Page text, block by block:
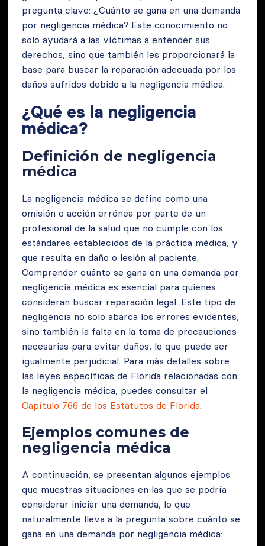
pregunta clave: ¿Cuánto se gana en una demanda
por negligencia médica? Este conocimiento no
solo ayudará a las víctimas a entender sus
derechos, sino que también les proporcionará la
base para buscar la reparación adecuada por los
daños sufridos debido a la negligencia médica.
¿Qué es la negligencia
médica?
Definición de negligencia
médica
La negligencia médica se define como una
omisión o acción errónea por parte de un
profesional de la salud que no cumple con los
estándares establecidos de la práctica médica, y
que resulta en daño o lesión al paciente.
Comprender cuánto se gana en una demanda por
negligencia médica es esencial para quienes
consideran buscar reparación legal. Este tipo de
negligencia no solo abarca los errores evidentes,
sino también la falta en la toma de precauciones
necesarias para evitar daños, lo que puede ser
igualmente perjudicial. Para más detalles sobre
las leyes específicas de Florida relacionadas con
la negligencia médica, puedes consultar el
Capítulo 766 de los Estatutos de Florida.
Ejemplos comunes de
negligencia médica
A continuación, se presentan algunos ejemplos
que muestras situaciones en las que se podría
considerar iniciar una demanda, lo que
naturalmente lleva a la pregunta sobre cuánto se
gana en una demanda por negligencia médica: